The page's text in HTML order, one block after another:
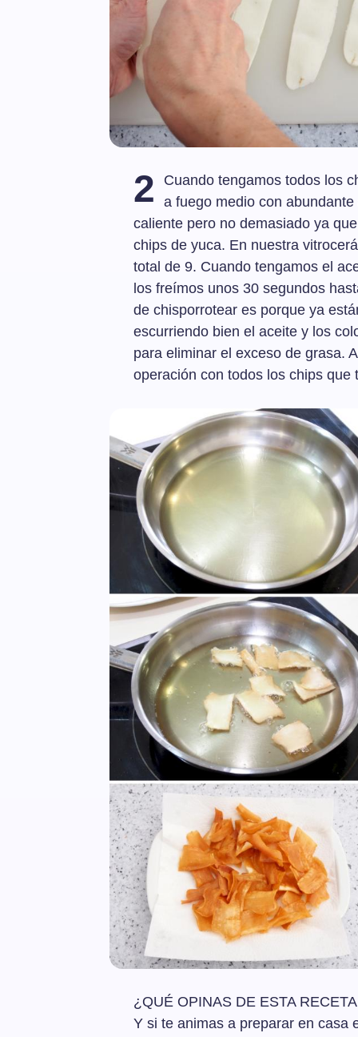
2
Cuando tengamos todos los
a fuego medio con
caliente pero no demasiado ya
chips de yuca. En nuestra
total de 9. Cuando tengamos el
los freímos unos 30 segundos
de chisporrotear es porque ya
escurriendo bien el aceite y los
para eliminar el exceso de grasa.
operación con todos los chips que
¿QUÉ OPINAS DE ESTA
Y si te animas a preparar en casa